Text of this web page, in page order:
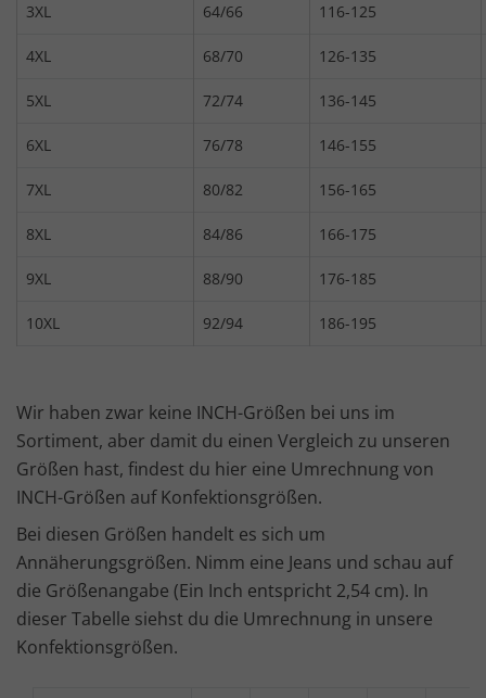
3XL 64/66 116-125
4XL 68/70 126-135
5XL 72/74 136-145
6XL 76/78 146-155
7XL 80/82 156-165
8XL 84/86 166-175
9XL 88/90 176-185
10XL 92/94 186-195
Wir haben zwar keine INCH-Größen bei uns im
Sortiment, aber damit du einen Vergleich zu unseren
Größen hast, findest du hier eine Umrechnung von
INCH-Größen auf Konfektionsgrößen.
Bei diesen Größen handelt es sich um
Annäherungsgrößen. Nimm eine Jeans und schau auf
die Größenangabe (Ein Inch entspricht 2,54 cm). In
dieser Tabelle siehst du die Umrechnung in unsere
Konfektionsgrößen.